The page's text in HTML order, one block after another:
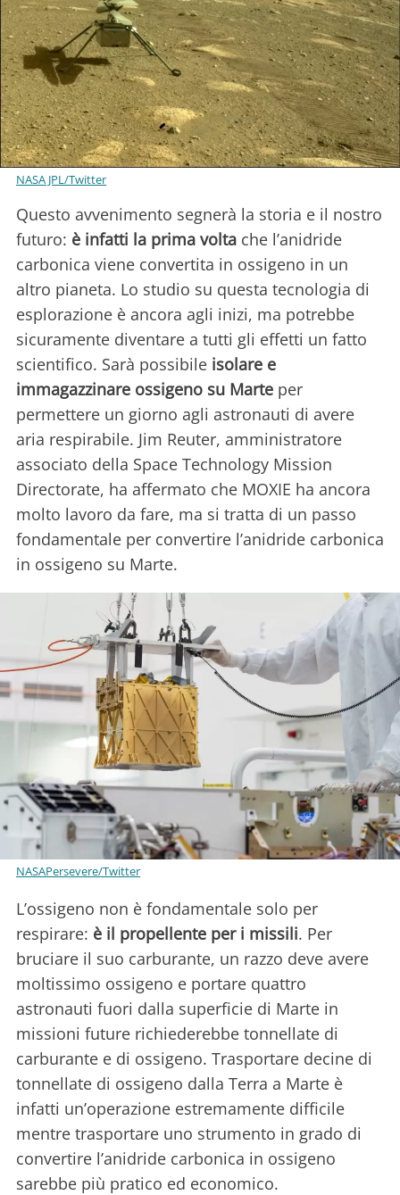
NASA JPL/Twitter
Questo avvenimento segnerà la storia e il nostro
futuro: è infatti la prima volta che l’anidride
carbonica viene convertita in ossigeno in un
altro pianeta. Lo studio su questa tecnologia di
esplorazione è ancora agli inizi, ma potrebbe
sicuramente diventare a tutti gli effetti un fatto
scientifico. Sarà possibile isolare e
immagazzinare ossigeno su Marte per
permettere un giorno agli astronauti di avere
aria respirabile. Jim Reuter, amministratore
associato della Space Technology Mission
Directorate, ha affermato che MOXIE ha ancora
molto lavoro da fare, ma si tratta di un passo
fondamentale per convertire l’anidride carbonica
in ossigeno su Marte.
NASAPersevere/Twitter
L’ossigeno non è fondamentale solo per
respirare: è il propellente per i missili. Per
bruciare il suo carburante, un razzo deve avere
moltissimo ossigeno e portare quattro
astronauti fuori dalla superficie di Marte in
missioni future richiederebbe tonnellate di
carburante e di ossigeno. Trasportare decine di
tonnellate di ossigeno dalla Terra a Marte è
infatti un’operazione estremamente difficile
mentre trasportare uno strumento in grado di
convertire l’anidride carbonica in ossigeno
sarebbe più pratico ed economico.